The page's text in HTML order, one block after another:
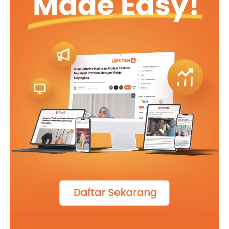
memperkuat koordinasi antara Pemda, Kementerian
ATR/BPN, dan KPK; serta menindaklanjuti komitmen
kerja sama melalui program kolaboratif dan aksi nyata
secara transparan dan juga akuntabel. (*)